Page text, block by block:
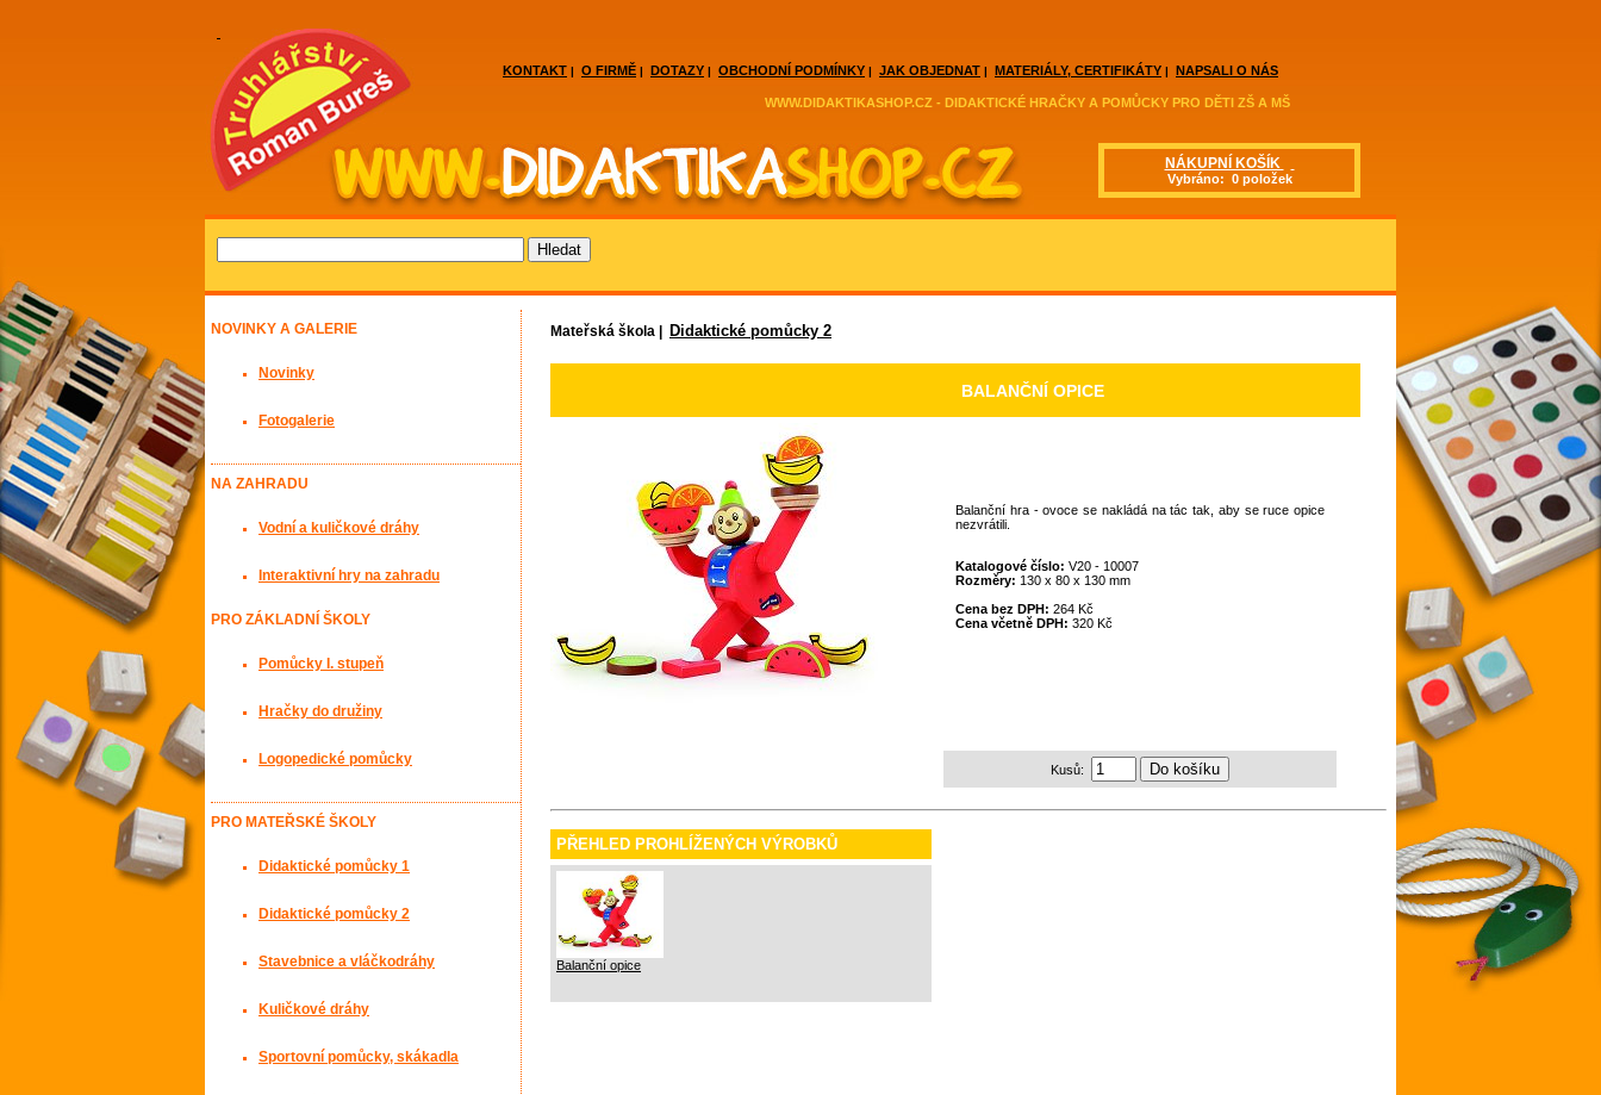
WWW.DIDAKTIKASHOP.CZ - DIDAKTICKÉ HRAČKY A POMŮCKY PRO DĚTI ZŠ A MŠ
KONTAKT | O FIRMĚ | DOTAZY | OBCHODNÍ PODMÍNKY | JAK OBJEDNAT | MATERIÁLY, CERTIFIKÁTY | NAPSALI O NÁS
NÁKUPNÍ KOŠÍK
Vybráno: 0 položek
Mateřská škola | Didaktické pomůcky 2
BALANČNÍ OPICE
Balanční hra - ovoce se nakládá na tác tak, aby se ruce opice
nezvrátili.
Katalogové číslo: V20 - 10007
Rozměry: 130 x 80 x 130 mm
Cena bez DPH: 264 Kč
Cena včetně DPH: 320 Kč
Kusů:
PŘEHLED PROHLÍŽENÝCH VÝROBKŮ
Balanční opice
NOVINKY A GALERIE
Novinky
Fotogalerie
NA ZAHRADU
Vodní a kuličkové dráhy
Interaktivní hry na zahradu
PRO ZÁKLADNÍ ŠKOLY
Pomůcky I. stupeň
Hračky do družiny
Logopedické pomůcky
PRO MATEŘSKÉ ŠKOLY
Didaktické pomůcky 1
Didaktické pomůcky 2
Stavebnice a vláčkodráhy
Kuličkové dráhy
Sportovní pomůcky, skákadla